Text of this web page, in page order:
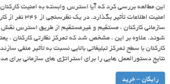
این مطالعه بررسی کرد که آیا استرس وابسته به امنیت
امنیت
سازمانی کارکنان ، مستقیم و غیرمستقیم از طریق استرس
شوند. علاوه بر این ، مشخص شد که تمرکز نظارتی کارکنان ،
کارکنان با سطح تمرکز تبلیغاتی بالایی نسبت به تأثیر منفی
نتایج دستورالعمل هایی را برای استراتژی های سازمانی
رایگان – خرید